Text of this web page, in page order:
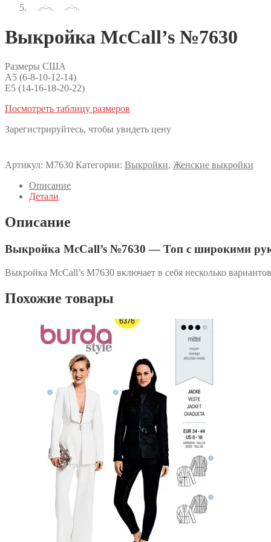
Выкройка McCall’s №7630
Размеры США
A5 (6-8-10-12-14)
E5 (14-16-18-20-22)
Посмотреть таблицу размеров
Зарегистрируйтесь, чтобы увидеть цену
Артикул: M7630 Категории: Выкройки, Женские выкройки
Описание
Детали
Описание
Выкройка McCall’s №7630 — Топ с широкими
Выкройка McCall’s M7630 включает в себя несколько
Похожие товары